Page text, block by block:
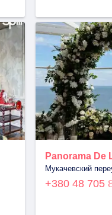
Panorama De
Мукачевский
+380 48 705